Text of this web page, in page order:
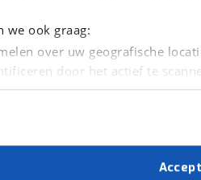
we ook graag:
over uw geografische
door het actief te
gegevens worden
technieken zorgen we
de website goed werkt.